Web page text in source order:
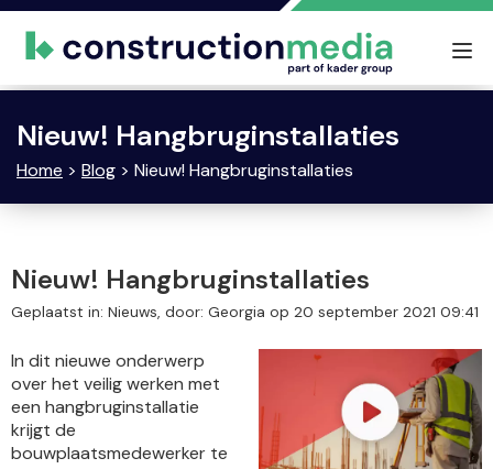
Nieuw! Hangbruginstallaties
Home > Blog > Nieuw! Hangbruginstallaties
Nieuw! Hangbruginstallaties
Geplaatst in: Nieuws, door: Georgia op 20 september 2021 09:41
In dit nieuwe onderwerp
over het veilig werken met
een hangbruginstallatie
krijgt de
bouwplaatsmedewerker te